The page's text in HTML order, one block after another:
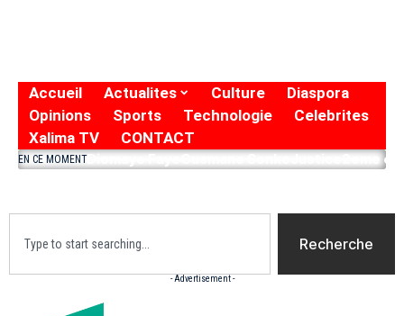
Accueil Actualites Culture
Diaspora
Opinions
Sports Technologie
Celebrites
Xalima TV
CONTACT
EN CE MOMENTDiomaye FayeOusmane SonkoJustice2eme
Recherche
- Advertisement -